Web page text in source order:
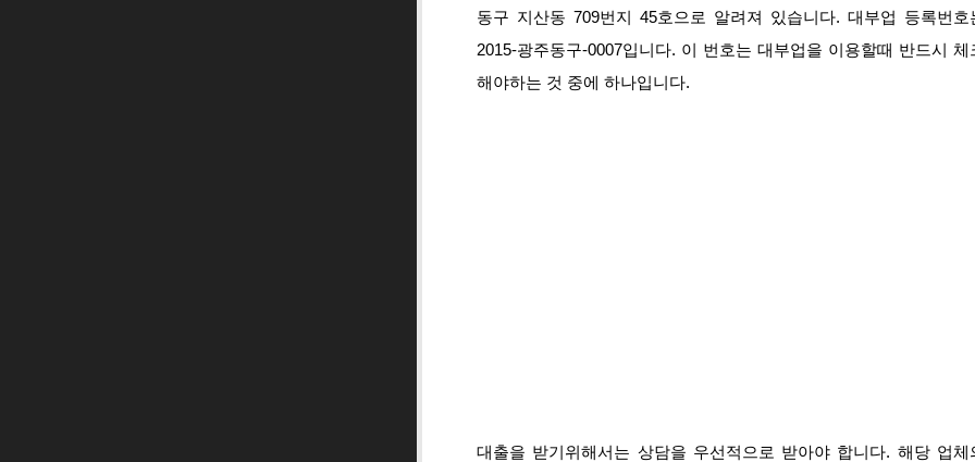
동구 지산동 709번지 45호으로 알려져 있습니다. 대부업 등록번호
2015-광주동구-0007입니다. 이 번호는 대부업을 이용할때 반드시 체
해야하는 것 중에 하나입니다.
대출을 받기위해서는 상담을 우선적으로 받아야 합니다. 해당 업체